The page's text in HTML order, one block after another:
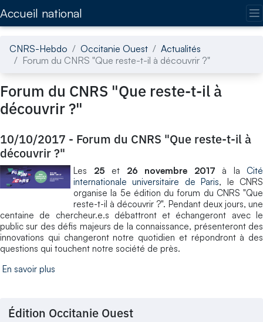
Accueil national
CNRS-Hebdo Occitanie Ouest
Actualités
Forum du CNRS "Que reste-t-il à découvrir ?"
Forum du CNRS "Que reste-t-il à
découvrir ?"
10/10/2017 - Forum du CNRS "Que reste-t-il à
découvrir ?"
Les 25 et 26 novembre 2017 à la Cité
internationale universitaire de Paris, le CNRS
organise la 5e édition du forum du CNRS "Que
reste-t-il à découvrir ?". Pendant deux jours, une
centaine de chercheur.e.s débattront et échangeront avec le
public sur des défis majeurs de la connaissance, présenteront des
innovations qui changeront notre quotidien et répondront à des
questions qui touchent notre société de près.
En savoir plus
Édition Occitanie Ouest